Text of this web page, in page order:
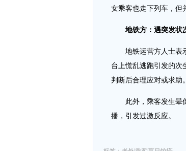
女乘客也走下列车，但
地铁方：遇突发状
地铁运营方人士表
台上慌乱逃跑引发的次
判断后合理应对或求助。
此外，乘客发生晕
播，引发过激反应。